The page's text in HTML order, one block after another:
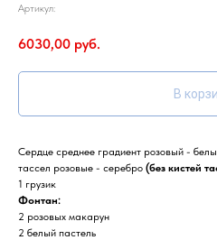
Артикул:
6030,00 руб.
В
Сердце среднее градиент розовый -
тассел розовые - серебро (без кистей
1 грузик
Фонтан:
2 розовых макарун
2 белый пастель